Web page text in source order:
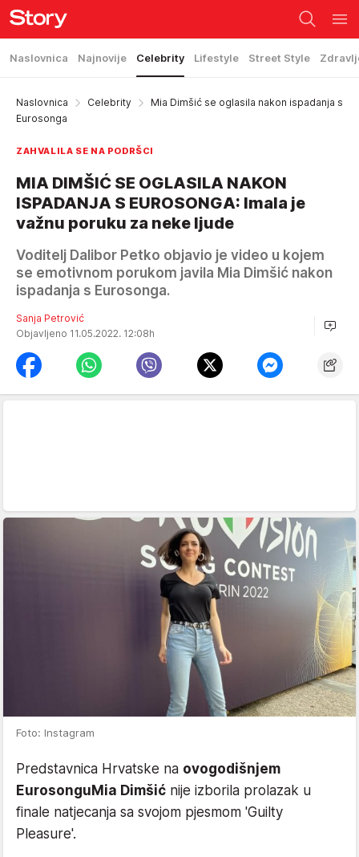
Naslovnica Najnovije Celebrity Lifestyle Street Style
Naslovnica Celebrity
Mia Dimšić se oglasila nakon ispadanja s
Eurosonga
ZAHVALILA SE NA PODRŠCI
MIA DIMŠIĆ SE OGLASILA NAKON
ISPADANJA S EUROSONGA: Imala je
važnu poruku za neke ljude
Voditelj Dalibor Petko objavio je video u kojem
se emotivnom porukom javila Mia Dimšić nakon
ispadanja s Eurosonga.
Sanja Petrović
Objavljeno 11.05.2022. 12:08h
Foto: Instagram
Predstavnica Hrvatske na ovogodišnjem
EurosonguMia Dimšić nije izborila prolazak u
finale natjecanja sa svojom pjesmom 'Guilty
Pleasure'.